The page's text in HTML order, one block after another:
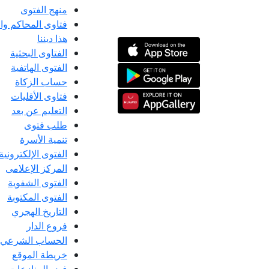
منهج الفتوى
فتاوى المحاكم
هذا ديننا
الفتاوى البحثية
الفتوى الهاتفية
حساب الزكاة
فتاوى الأقليات
التعليم عن بعد
طلب فتوى
تنمية الأسرة
الفتوى الإلكترونية
المركز الإعلامى
الفتوى الشفوية
الفتوى المكتوبة
التاريخ الهجري
فروع الدار
الحساب الشرعي
خريطة الموقع